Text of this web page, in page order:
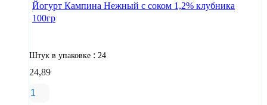
Йогурт Кампина Нежный с соком 1,2% клубника
100гр
Штук в упаковке : 24
24,89